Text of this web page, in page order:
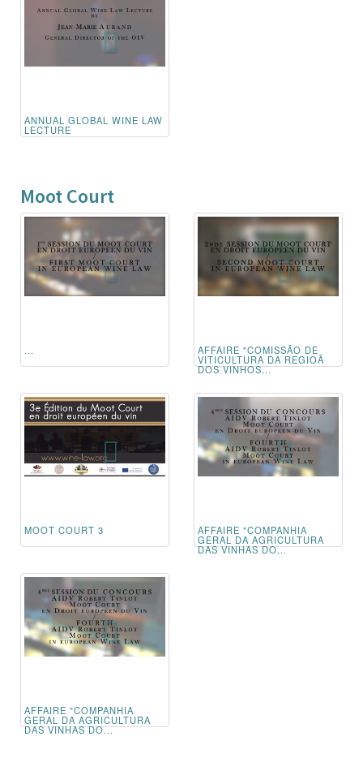
ANNUAL GLOBAL WINE LAW
LECTURE
Moot Court
... AFFAIRE "COMISSÃO DE
VITICULTURA DA REGIOÃ
DOS VINHOS...
MOOT COURT 3 AFFAIRE "COMPANHIA
GERAL DA AGRICULTURA
DAS VINHAS DO...
AFFAIRE "COMPANHIA
GERAL DA AGRICULTURA
DAS VINHAS DO...